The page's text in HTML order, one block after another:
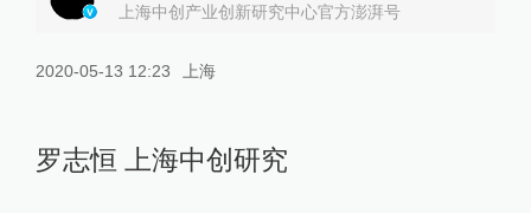
上海中创产业创新研究中心官方澎湃号
2020-05-13 12:23 上海
罗志恒 上海中创研究